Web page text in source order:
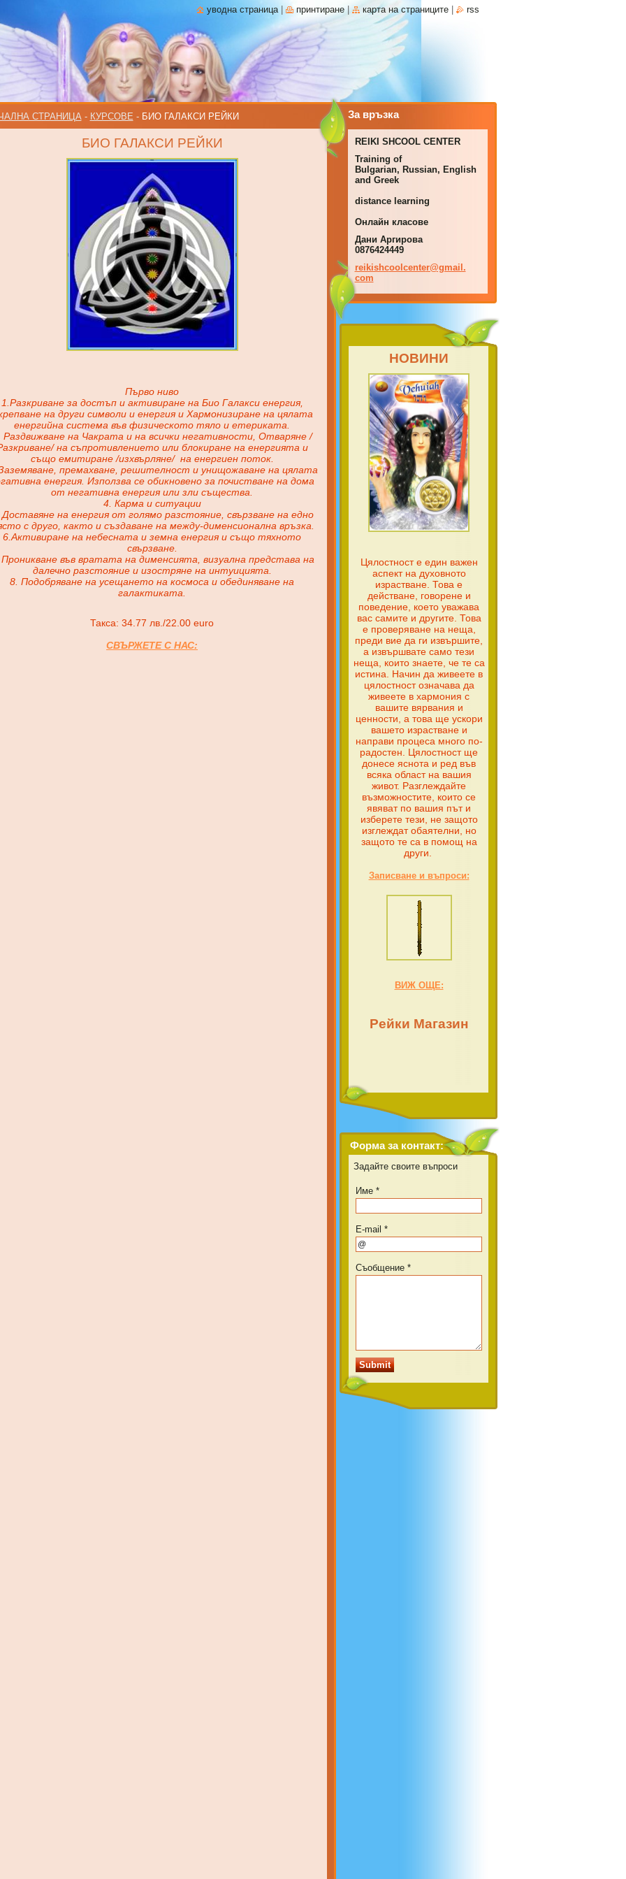
СТРАНИЦА - КУРСОВЕ - БИО ГАЛАКСИ РЕЙКИ
БИО ГАЛАКСИ РЕЙКИ
Първо ниво
1.Разкриване за достъп и активиране на Био Галакси енергия,
на други символи и енергия и Хармонизиране на цялата
енергийна система във физическото тяло и етериката.
Раздвижване на Чакрата и на всички негативности, Отваряне /
на съпротивлението или блокиране на енергията и
също емитиране /изхвърляне/ на енергиен поток.
премахване, решителност и унищожаване на цялата
енергия. Използва се обикновено за почистване на дома
от негативна енергия или зли същества.
4. Карма и ситуации
Доставяне на енергия от голямо разстояние, свързване на едно
с друго, както и създаване на между-дименсионална връзка.
6.Активиране на небесната и земна енергия и също тяхното
свързване.
Проникване във вратата на дименсията, визуална представа на
далечно разстояние и изостряне на интуицията.
8. Подобряване на усещането на космоса и обединяване на
галактиката.
Такса: 34.77 лв./22.00 euro
СВЪРЖЕТЕ С НАС:
За връзка
REIKI SHCOOL CENTER
Training of
Bulgarian, Russian, English
and Greek
distance learning
Онлайн класове
Дани Аргирова
0876424449
reikishcoolcenter@gmail.
com
НОВИНИ
Цялостност е един важен
аспект на духовното
израстване. Това е
действане, говорене и
поведение, което уважава
вас самите и другите. Това
е проверяване на неща,
преди вие да ги извършите,
а извършвате само тези
неща, които знаете, че те са
истина. Начин да живеете в
цялостност означава да
живеете в хармония с
вашите вярвания и
ценности, а това ще ускори
вашето израстване и
направи процеса много по-
радостен. Цялостност ще
донесе яснота и ред във
всяка област на вашия
живот. Разглеждайте
възможностите, които се
явяват по вашия път и
изберете тези, не защото
изглеждат обаятелни, но
защото те са в помощ на
други.
Записване и въпроси:
ВИЖ ОЩЕ:
Рейки Магазин
Форма за контакт:
Задайте своите въпроси
Име *
E-mail *
Съобщение *
уводна страница принтиране | карта на страниците rss